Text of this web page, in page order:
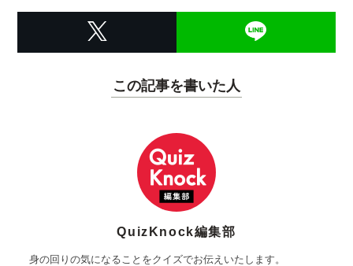
この記事を書いた人
QuizKnock編集部
身の回りの気になることをクイズでお伝えいたします。